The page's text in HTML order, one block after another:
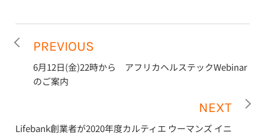
PREVIOUS
6月12日(金)22時から アフリカヘルステックWebinar
のご案内
NEXT
Lifebank創業者が2020年度カルティエ ウーマンズ イニ